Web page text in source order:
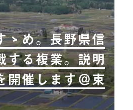
ゝめ。長野県信
する複業。説明
開催します＠東